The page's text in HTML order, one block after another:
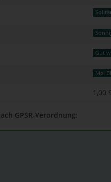
Gut
Mai
1,00
GPSR-Verordnung: